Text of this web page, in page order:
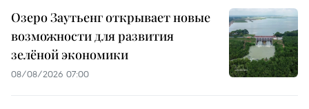
Озеро Заутьенг открывает новые
возможности для развития
зелёной экономики
08/08/2026 07:00